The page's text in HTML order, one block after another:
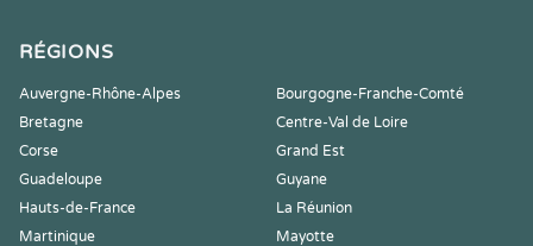
RÉGIONS
Auvergne-Rhône-Alpes
Bourgogne-Franche-Comté
Bretagne
Centre-Val de Loire
Corse
Grand Est
Guadeloupe
Guyane
Hauts-de-France
La Réunion
Martinique
Mayotte